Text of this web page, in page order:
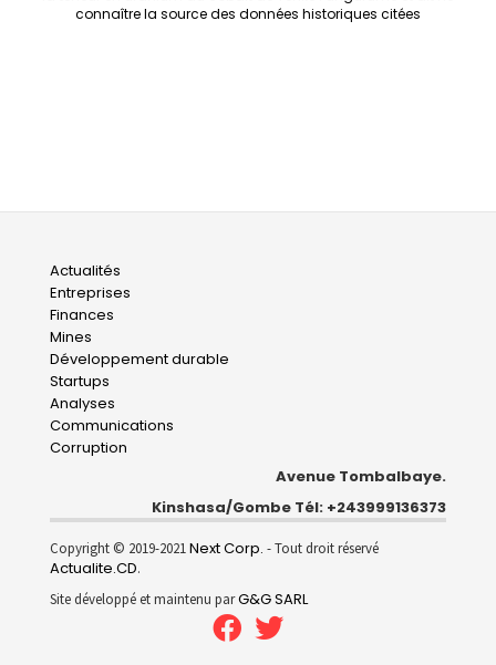
connaître la source des données historiques citées
Main
navigation
Actualités
Entreprises
Finances
Mines
Développement durable
Startups
Analyses
Communications
Corruption
Avenue Tombalbaye.
Kinshasa/Gombe Tél: +243999136373
Copyright © 2019-2021Next Corp. - Tout droit réservé
Actualite.CD.
Site développé et maintenu parG&G SARL